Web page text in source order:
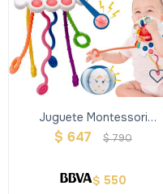
Juguete Montessori
Sensorial De Silicona,
$ 647 $790
$ 550